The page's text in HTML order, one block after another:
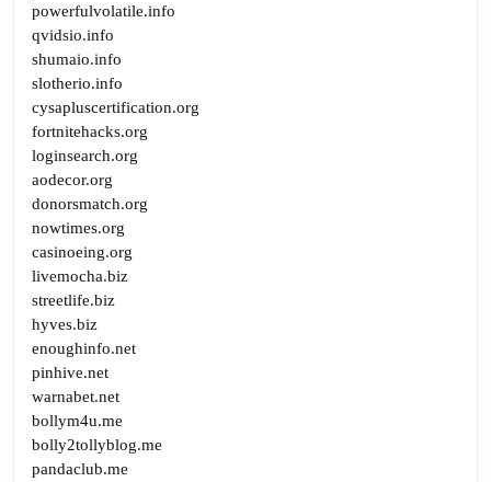
powerfulvolatile.info
qvidsio.info
shumaio.info
slotherio.info
cysapluscertification.org
fortnitehacks.org
loginsearch.org
aodecor.org
donorsmatch.org
nowtimes.org
casinoeing.org
livemocha.biz
streetlife.biz
hyves.biz
enoughinfo.net
pinhive.net
warnabet.net
bollym4u.me
bolly2tollyblog.me
pandaclub.me